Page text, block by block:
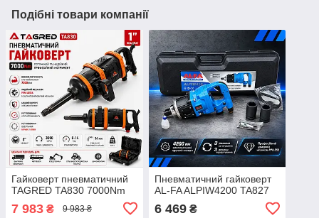
Подібні товари компанії
Гайковерт пневматичний
TAGRED TA830 7000Nm
7 983 ₴ 9 983 ₴
Пневматичний гайковерт
AL-FA ALPIW4200 TA827
6 469₴